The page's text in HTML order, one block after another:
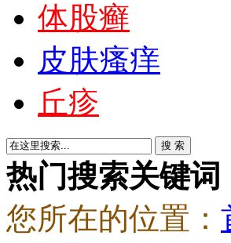
体股癣
皮肤瘙痒
丘疹
热门搜索关键词
您所在的位置：